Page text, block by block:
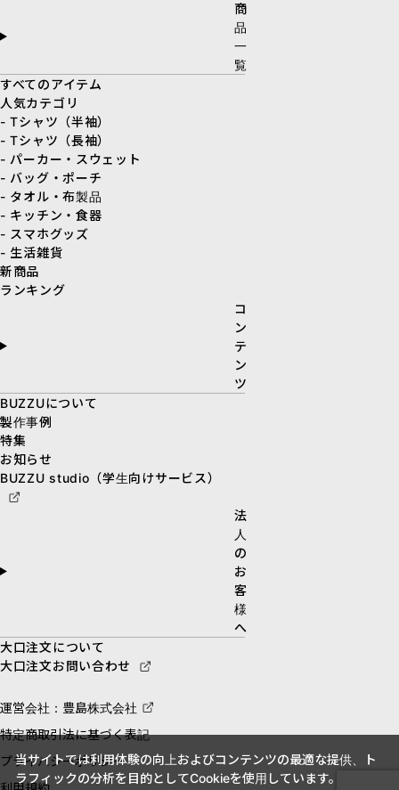
商
品
一
覧
すべてのアイテム
人気カテゴリ
- Tシャツ（半袖）
- Tシャツ（長袖）
- パーカー・スウェット
- バッグ・ポーチ
- タオル・布製品
- キッチン・食器
- スマホグッズ
- 生活雑貨
新商品
ランキング
コ
ン
テ
ン
ツ
BUZZUについて
製作事例
特集
お知らせ
BUZZU studio（学生向けサービス）
法
人
の
お
客
様
へ
大口注文について
大口注文お問い合わせ
運営会社：豊島株式会社
特定商取引法に基づく表記
プライバシーポリシー
当サイトでは利用体験の向上およびコンテンツの最適な提供、ト
ラフィックの分析を目的としてCookieを使用しています。